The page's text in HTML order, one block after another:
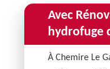
Avec
hydrofuge
À Chemire Le